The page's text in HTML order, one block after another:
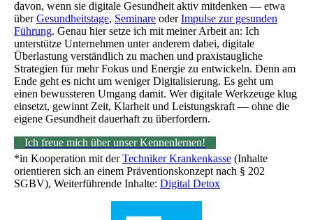
davon, wenn sie digitale Gesundheit aktiv mitdenken — etwa
überGesundheitstage, Seminare oderImpulse zur gesunden
Führung. Genau hier setze ich mit meiner Arbeit an: Ich
unterstütze Unternehmen unter anderem dabei, digitale
Überlastung verständlich zu machen und praxistaugliche
Strategien für mehr Fokus und Energie zu entwickeln. Denn am
Ende geht es nicht um weniger Digitalisierung. Es geht um
einen bewussteren Umgang damit. Wer digitale Werkzeuge klug
einsetzt, gewinnt Zeit, Klarheit und Leistungskraft — ohne die
eigene Gesundheit dauerhaft zu überfordern.
Ich freue mich über unser Kennenlernen!
*in Kooperation mit derTechniker Krankenkasse (Inhalte
orientieren sich an einem Präventionskonzept nach § 202
SGBV), Weiterführende Inhalte: Digital Detox